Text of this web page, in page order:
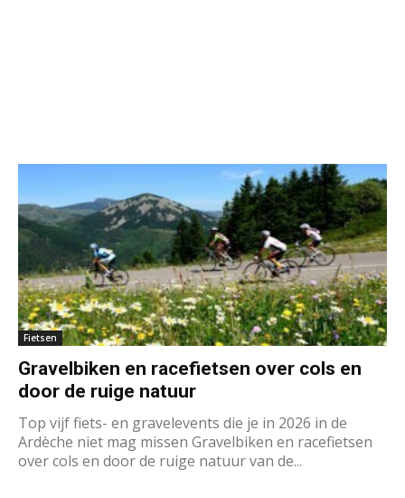
Fietsen
Gravelbiken en racefietsen over cols en
door de ruige natuur
Top vijf fiets- en gravelevents die je in 2026 in de
Ardèche niet mag missen Gravelbiken en racefietsen
over cols en door de ruige natuur van de...